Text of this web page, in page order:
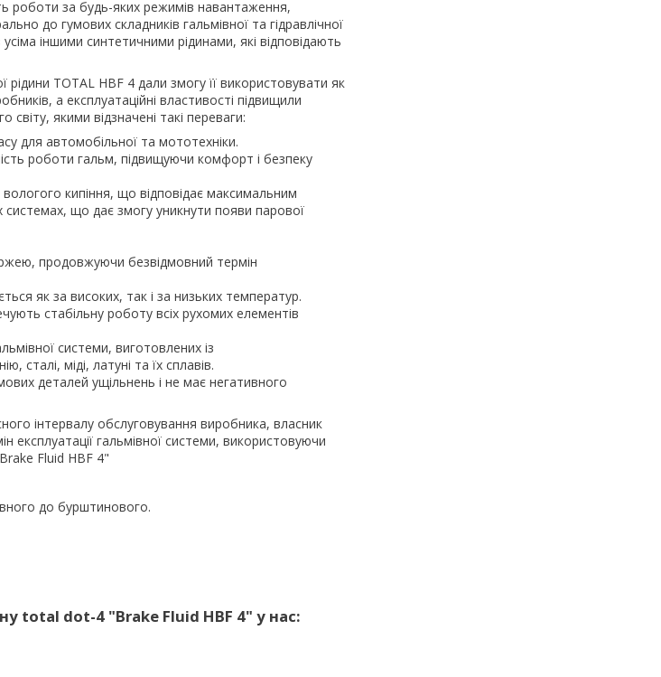
роботи за будь-яких режимів навантаження,
до гумових складників гальмівної та гідравлічної
іншими синтетичними рідинами, які відповідають
рідини TOTAL HBF 4 дали змогу її використовувати як
а експлуатаційні властивості підвищили
якими відзначені такі переваги:
для автомобільної та мототехніки.
роботи гальм, підвищуючи комфорт і безпеку
кипіння, що відповідає максимальним
що дає змогу уникнути появи парової
продовжуючи безвідмовний термін
як за високих, так і за низьких температур.
стабільну роботу всіх рухомих елементів
системи, виготовлених із
сталі, міді, латуні та їх сплавів.
деталей ущільнень і не має негативного
інтервалу обслуговування виробника, власник
гальмівної системи, використовуючи
Fluid HBF 4"
до бурштинового.
total dot-4 "Brake Fluid HBF 4" у нас: